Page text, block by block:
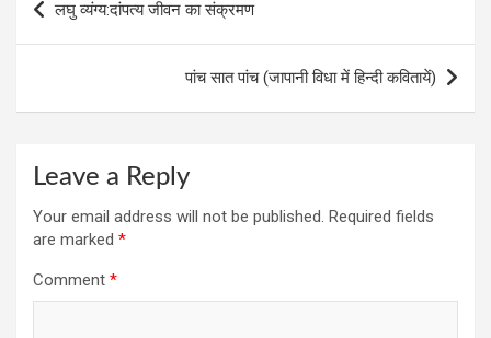
navigation
लघु व्‍यंग्‍य:दांपत्य जीवन का संक्रमण
पांच सात पांच (जापानी विधा में हिन्दी कवितायें)
Leave a Reply
Your email address will not be published. Required fields
are marked *
Comment *